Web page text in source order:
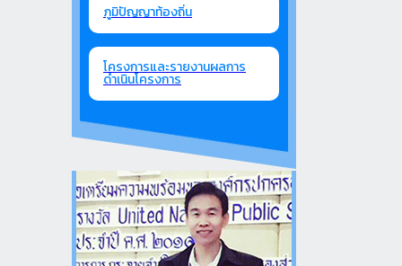
ภูมิปัญญาท้องถิ่น
โครงการและรายงานผลการ
ดำเนินโครงการ